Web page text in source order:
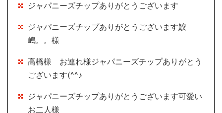
ジャパニーズチップありがとうございます
ジャパニーズチップありがとうございます鮫
嶋。。様
高橋様 お連れ様ジャパニーズチップありがとう
ございます(^^♪
ジャパニーズチップありがとうございます可愛い
お二人様